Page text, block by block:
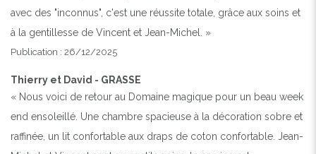
avec des "inconnus", c'est une réussite totale, grâce aux soins et
à la gentillesse de Vincent et Jean-Michel. »
Publication : 26/12/2025
Thierry et David - GRASSE
« Nous voici de retour au Domaine magique pour un beau week
end ensoleillé. Une chambre spacieuse à la décoration sobre et
raffinée, un lit confortable aux draps de coton confortable. Jean-